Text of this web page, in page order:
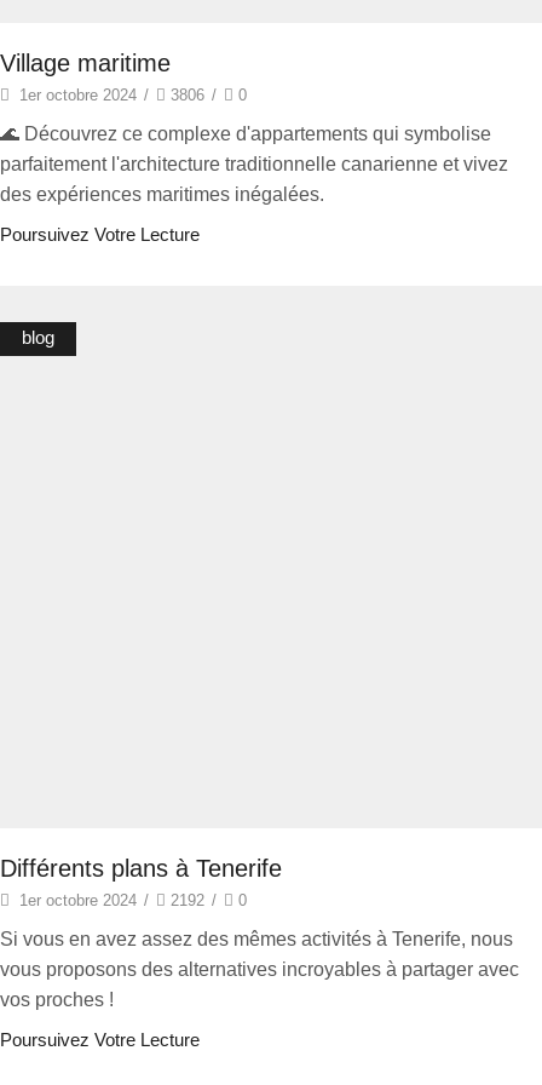
Village maritime
1er octobre 2024 / 3806 / 0
🌊 Découvrez ce complexe d'appartements qui symbolise
parfaitement l'architecture traditionnelle canarienne et vivez
des expériences maritimes inégalées.
Poursuivez Votre Lecture
blog
Différents plans à Tenerife
1er octobre 2024 / 2192 / 0
Si vous en avez assez des mêmes activités à Tenerife, nous
vous proposons des alternatives incroyables à partager avec
vos proches !
Poursuivez Votre Lecture